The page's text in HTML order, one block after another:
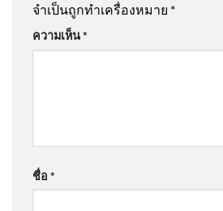
จำเป็นถูกทำเครื่องหมาย *
ความเห็น*
ชื่อ *